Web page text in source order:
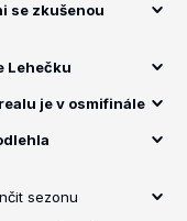
se zkušenou
Lehečku
je v osmifinále
sezonu